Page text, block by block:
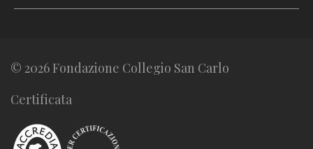
© 2026 Fondazione Collegio San Carlo
Certificata